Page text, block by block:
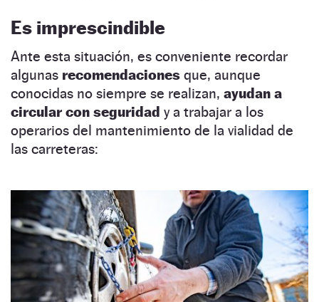
Es imprescindible
Ante esta situación, es conveniente recordar
algunas recomendaciones que, aunque
conocidas no siempre se realizan, ayudan a
circular con seguridad y a trabajar a los
operarios del mantenimiento de la vialidad de
las carreteras: